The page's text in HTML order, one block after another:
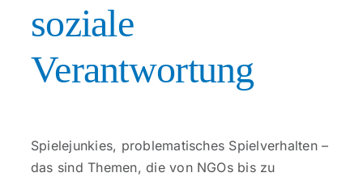
soziale
Verantwortung
Spielejunkies, problematisches Spielverhalten –
das sind Themen, die von NGOs bis zu